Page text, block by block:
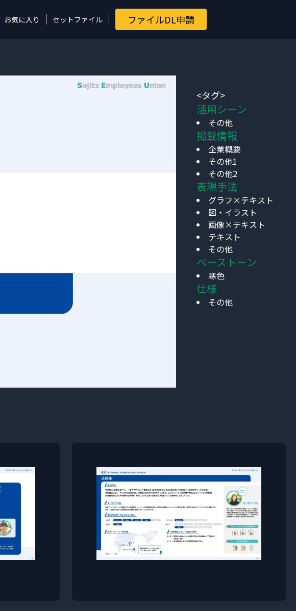
お気に入り セットファイル ファイルDL申請
<タグ>
活用シーン
その他
掲載情報
企業概要
その他1
その他2
表現手法
グラフ×テキスト
図・イラスト
画像×テキスト
テキスト
その他
ベーストーン
寒色
仕様
その他